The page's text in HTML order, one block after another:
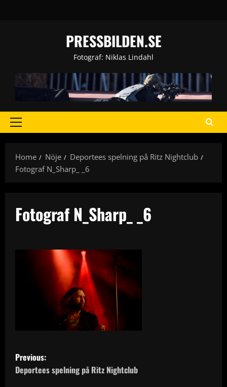
PRESSBILDEN.SE
Fotograf: Niklas Lindahl
Primary
Home
Nöje
Deportees spelning på Ritz Nightclub
Fotograf N_Sharp_ _6
Fotograf N_Sharp_ _6
P
o
Previous:
Deportees spelning på Ritz Nightclub